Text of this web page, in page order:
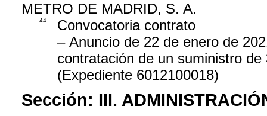
METRO DE MADRID, S. A.
44
Convocatoria contrato
– Anuncio de 22 de enero de
contratación de un suministro
(Expediente 6012100018)
Sección: III.